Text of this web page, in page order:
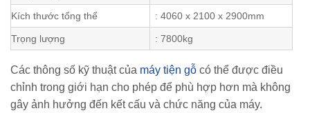
Kích thước tổng thể : 4060 x 2100 x 2900mm
Trọng lượng : 7800kg
Các thông số kỹ thuật của máy tiện gỗ có thể được điều
chỉnh trong giới hạn cho phép để phù hợp hơn mà không
gây ảnh hưởng đến kết cấu và chức năng của máy.